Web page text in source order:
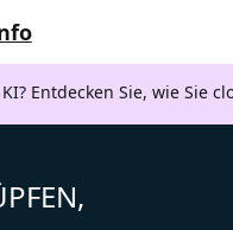
Entdecken Sie, wie Sie